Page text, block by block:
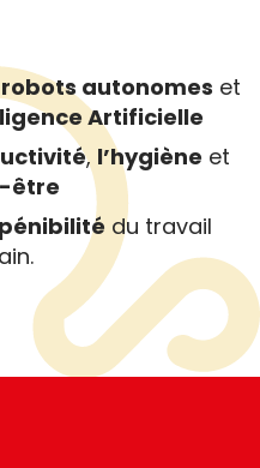
robots autonomes et
Artificielle
, l’hygiène et
être
du travail